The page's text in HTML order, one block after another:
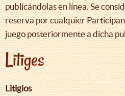
publicándolas en línea. Se
reserva por cualquier
juego posteriormente a dicha
Litiges
Litigios